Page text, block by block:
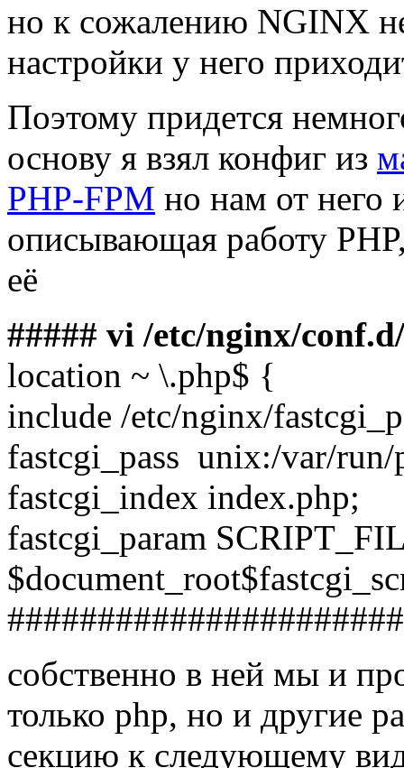
но к сожалению NGINX
настройки у него
Поэтому придется
основу я взял конфиг из
PHP-FPM но нам от него
описывающая работу
её
##### vi /etc/nginx/
location ~ \.php$ {
include /etc/nginx/
fastcgi_pass unix:/var/
fastcgi_index index.php;
fastcgi_param
собственно в ней мы и
только php, но и другие
секцию к следующему